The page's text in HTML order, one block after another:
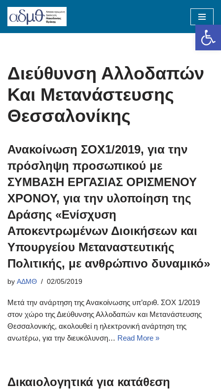
Skip
Διεύθυνση Αλλοδαπών
Και Μετανάστευσης
Θεσσαλονίκης
Ανακοίνωση ΣΟΧ1/2019, για την
πρόσληψη προσωπικού με
ΣΥΜΒΑΣΗ ΕΡΓΑΣΙΑΣ ΟΡΙΣΜΕΝΟΥ
ΧΡΟΝΟΥ, για την υλοποίηση της
Δράσης «Ενίσχυση
Αποκεντρωμένων Διοικήσεων και
Υπουργείου Μεταναστευτικής
Πολιτικής, με ανθρώπινο δυναμικό»
by ΑΔΜΘ 02/05/2019
Μετά την ανάρτηση της Ανακοίνωσης υπ’αριθ. ΣΟΧ 1/2019
στον χώρο της Διεύθυνσης Αλλοδαπών και Μετανάστευσης
Θεσσαλονικής, ακολουθεί η ηλεκτρονική ανάρτηση της
ανωτέρω, για την διευκόλυνση… Read More »
Δικαιολογητικά για κατάθεση